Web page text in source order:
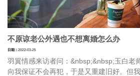
不原谅老公外遇也不想离婚怎么办
日期： 2022-03-25
羽翼情感来访者问：&nbsp;&nbsp;玉白老
向我保证不会再犯，于是又重建旧好。但